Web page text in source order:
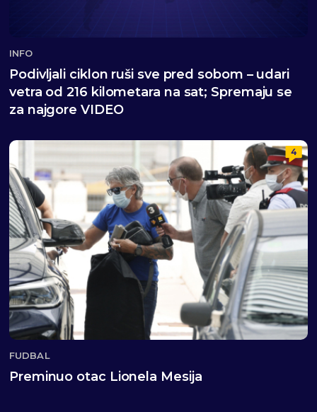
INFO
Podivljali ciklon ruši sve pred sobom – udari
vetra od 216 kilometara na sat; Spremaju se
za najgore VIDEO
4
FUDBAL
Preminuo otac Lionela Mesija